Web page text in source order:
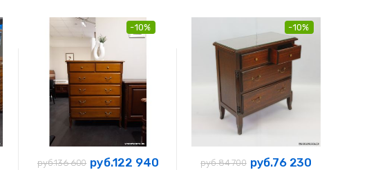
-10%
руб.136 600 руб.122 940
-10%
руб.84 700 руб.76 230